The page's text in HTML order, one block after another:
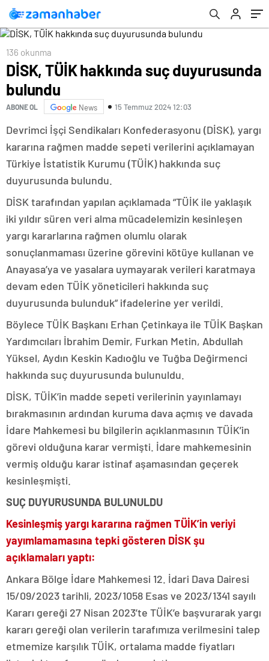
136 okunma
DİSK, TÜİK hakkında suç duyurusunda
bulundu
ABONE OL News 15 Temmuz 2024 12:03
Devrimci İşçi Sendikaları Konfederasyonu (DİSK), yargı
kararına rağmen madde sepeti verilerini açıklamayan
Türkiye İstatistik Kurumu (TÜİK) hakkında suç
duyurusunda bulundu.
DİSK tarafından yapılan açıklamada “TÜİK ile yaklaşık
iki yıldır süren veri alma mücadelemizin kesinleşen
yargı kararlarına rağmen olumlu olarak
sonuçlanmaması üzerine görevini kötüye kullanan ve
Anayasa’ya ve yasalara uymayarak verileri karatmaya
devam eden TÜİK yöneticileri hakkında suç
duyurusunda bulunduk” ifadelerine yer verildi.
Böylece TÜİK Başkanı Erhan Çetinkaya ile TÜİK Başkan
Yardımcıları İbrahim Demir, Furkan Metin, Abdullah
Yüksel, Aydın Keskin Kadıoğlu ve Tuğba Değirmenci
hakkında suç duyurusunda bulunuldu.
DİSK, TÜİK’in madde sepeti verilerinin yayınlamayı
bırakmasının ardından kuruma dava açmış ve davada
İdare Mahkemesi bu bilgilerin açıklanmasının TÜİK’in
görevi olduğuna karar vermişti. İdare mahkemesinin
vermiş olduğu karar istinaf aşamasından geçerek
kesinleşmişti.
SUÇ DUYURUSUNDA BULUNULDU
Kesinleşmiş yargı kararına rağmen TÜİK’in veriyi
yayımlamamasına tepki gösteren DİSK şu
açıklamaları yaptı:
Ankara Bölge İdare Mahkemesi 12. İdari Dava Dairesi
15/09/2023 tarihli, 2023/1058 Esas ve 2023/1341 sayılı
Kararı gereği 27 Nisan 2023’te TÜİK’e başvurarak yargı
kararı gereği olan verilerin tarafımıza verilmesini talep
etmemize karşılık TÜİK, ortalama madde fiyatları